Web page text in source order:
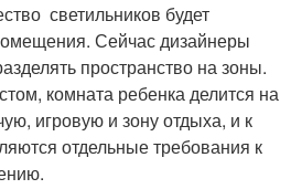
светильников будет
Сейчас дизайнеры
пространство на зоны.
комната ребенка делится на
игровую и зону отдыха, и к
отдельные требования к